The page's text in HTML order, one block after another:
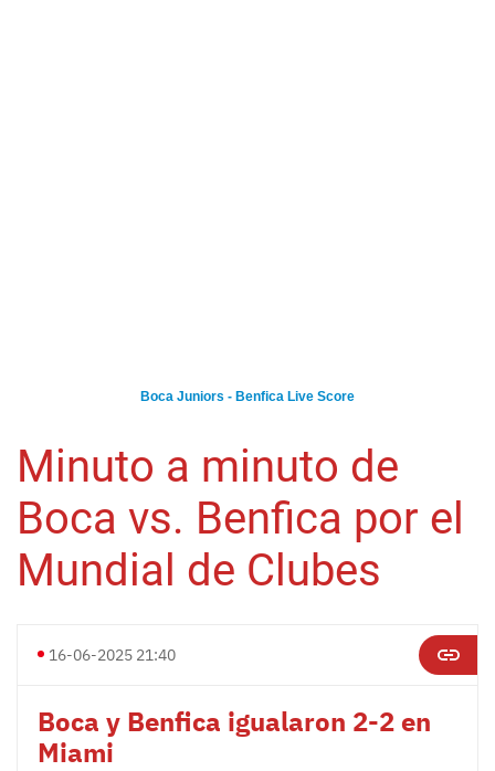
Boca Juniors - Benfica Live Score
Minuto a minuto de
Boca vs. Benfica por el
Mundial de Clubes
16-06-2025 21:40
Boca y Benfica igualaron 2-2 en
Miami